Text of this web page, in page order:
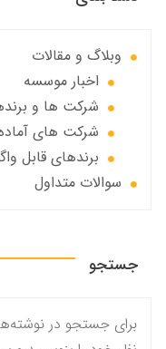
وبلاگ و مقالات
اخبار موسسه
شرکت ها و
شرکت های
برندهای قابل
سوالات متداول
جستجو
برای جستجو در